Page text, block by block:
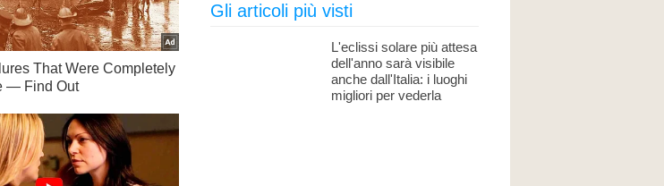
Gli articoli più visti
L'eclissi solare più attesa
dell'anno sarà visibile
anche dall'Italia: i luoghi
migliori per vederla